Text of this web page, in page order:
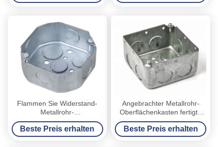
Flammen Sie Widerstand-
Metallrohr-
Kasten/elektrischen Rohr-
Kasten 1-1/2“
explosionssicher
Beste Preis erhalten
Angebrachter Metallrohr-
Oberflächenkasten fertigte
Maß-gezogene Art
besonders an
Beste Preis erhalten